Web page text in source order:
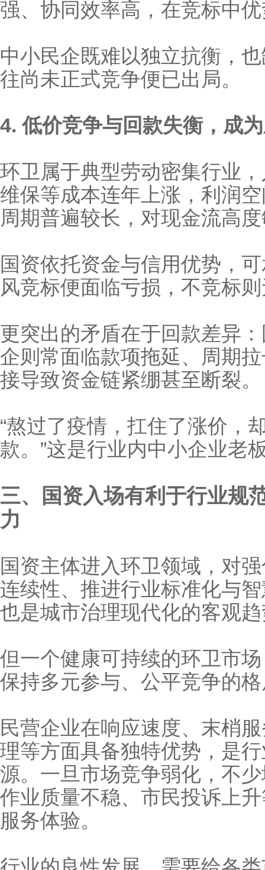
强、协同效率高，在竞标中
中小民企既难以独立抗衡，
往尚未正式竞争便已出局。
4. 低价竞争与回款失衡，成
环卫属于典型劳动密集行业
维保等成本连年上涨，利
周期普遍较长，对现金流高
国资依托资金与信用优势，
风竞标便面临亏损，不竞标
更突出的矛盾在于回款差异
企则常面临款项拖延、周期拉长
接导致资金链紧绷甚至断裂。
“熬过了疫情，扛住了涨价，
款。”这是行业内中小企业老
三、国资入场有利于行业规
力
国资主体进入环卫领域，对强化
连续性、推进行业标准化与
也是城市治理现代化的客观
但一个健康可持续的环卫市
保持多元参与、公平竞争的
民营企业在响应速度、末梢
理等方面具备独特优势，是
源。一旦市场竞争弱化，不
作业质量不稳、市民投诉上升等
服务体验。